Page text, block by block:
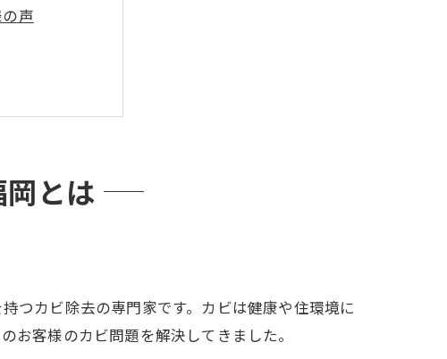
声
とは
つカビ除去の専門家です。カビは健康や住環境に
お客様のカビ問題を解決してきました。